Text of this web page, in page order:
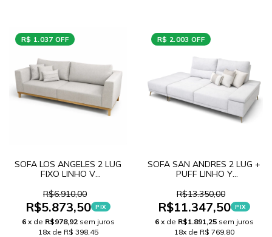
R$ 1.037 OFF
SOFA LOS ANGELES 2 LUG
FIXO LINHO V
R$6.910,00
R$5.873,50 PIX
6 x de R$978,92 sem juros
18x de R$ 398,45
R$ 2.003 OFF
SOFA SAN ANDRES 2 LUG +
PUFF LINHO Y
R$13.350,00
R$11.347,50 PIX
6 x de R$1.891,25 sem juros
18x de R$ 769,80